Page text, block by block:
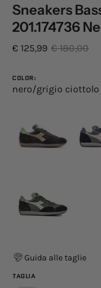
Sneakers
201.174736
€ 125,99 € 180,00
COLOR:
nero/grigio ciottolo
Guida alle taglie
TAGLIA